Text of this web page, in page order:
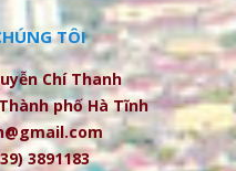
TÔI
Chí Thanh
phố Hà Tĩnh
3891183